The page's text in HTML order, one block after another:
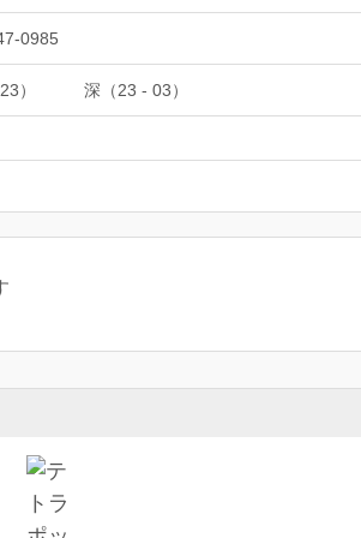
0985
） 深（23 - 03）